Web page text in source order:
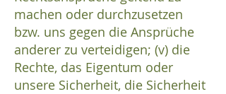
machen oder durchzusetzen
bzw. uns gegen die Ansprüche
anderer zu verteidigen; (v) die
Rechte, das Eigentum oder
unsere Sicherheit, die Sicherheit